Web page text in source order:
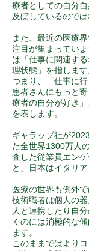
療者としての自分
及ぼしているので
また、最近の医療界
注目が集まっていま
は「仕事に関連す
理状態」を指します
つまり、「仕事に
患者さんにもっと
療者の自分が好き
を表します。
ギャラップ社が
た全世界1300万人
査した従業員エン
と、日本はイタリ
医療の世界も例外で
技術職者は個人の
人と連携したり自
くのには消極的な
ます。
このままではより